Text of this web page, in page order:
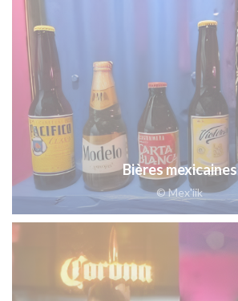
Bières mexicaines
© Mex'iik